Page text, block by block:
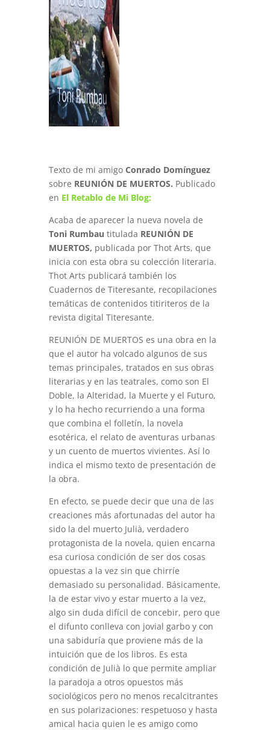
Texto de mi amigo Conrado Domínguez
sobre REUNIÓN DE MUERTOS. Publicado
en El Retablo de Mi Blog:
Acaba de aparecer la nueva novela de
Toni Rumbau titulada REUNIÓN DE
MUERTOS, publicada por Thot Arts, que
inicia con esta obra su colección literaria.
Thot Arts publicará también los
Cuadernos de Titeresante, recopilaciones
temáticas de contenidos titiriteros de la
revista digital Titeresante.
REUNIÓN DE MUERTOS es una obra en la
que el autor ha volcado algunos de sus
temas principales, tratados en sus obras
literarias y en las teatrales, como son El
Doble, la Alteridad, la Muerte y el Futuro,
y lo ha hecho recurriendo a una forma
que combina el folletín, la novela
esotérica, el relato de aventuras urbanas
y un cuento de muertos vivientes. Así lo
indica el mismo texto de presentación de
la obra.
En efecto, se puede decir que una de las
creaciones más afortunadas del autor ha
sido la del muerto Julià, verdadero
protagonista de la novela, quien encarna
esa curiosa condición de ser dos cosas
opuestas a la vez sin que chirríe
demasiado su personalidad. Básicamente,
la de estar vivo y estar muerto a la vez,
algo sin duda difícil de concebir, pero que
el difunto conlleva con jovial garbo y con
una sabiduría que proviene más de la
intuición que de los libros. Es esta
condición de Julià lo que permite ampliar
la paradoja a otros opuestos más
sociológicos pero no menos recalcitrantes
en sus polarizaciones: respetuoso y hasta
amical hacia quien le es amigo como